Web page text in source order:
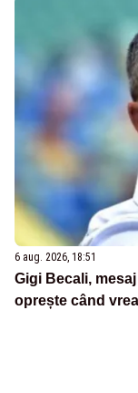
6 aug. 2026, 18:51
Gigi Becali,
oprește când